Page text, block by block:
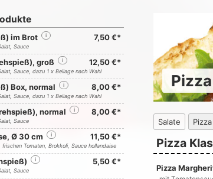
im Brot i 7,50 €*
Sauce
groß i 12,50 €*
Sauce, dazu 1 x Beilage nach Wahl
Box, normal i 8,00 €*
Sauce, dazu 1 x Beilage nach Wahl
normal i 8,00 €*
Sauce
Ø 30 cm i 11,50 €*
Tomaten, Brokkoli, Sauce hollandaise
i 5,50 €*
Sauce
Salate Pizza
Pizza
Pizza